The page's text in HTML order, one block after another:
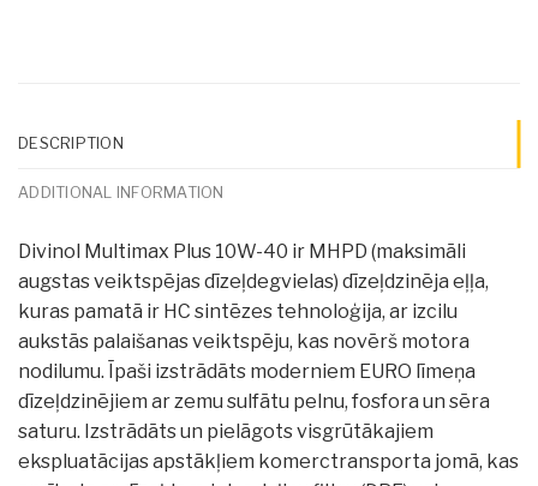
DESCRIPTION
ADDITIONAL INFORMATION
Divinol Multimax Plus 10W-40 ir MHPD (maksimāli
augstas veiktspējas dīzeļdegvielas) dīzeļdzinēja eļļa,
kuras pamatā ir HC sintēzes tehnoloģija, ar izcilu
aukstās palaišanas veiktspēju, kas novērš motora
nodilumu. Īpaši izstrādāts moderniem EURO līmeņa
dīzeļdzinējiem ar zemu sulfātu pelnu, fosfora un sēra
saturu. Izstrādāts un pielāgots visgrūtākajiem
ekspluatācijas apstākļiem komerctransporta jomā, kas